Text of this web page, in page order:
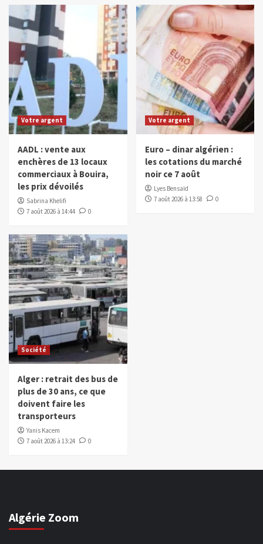
Votre argent
AADL : vente aux
enchères de 13 locaux
commerciaux à Bouira,
les prix dévoilés
Sabrina Khelifi
7 août 2026 à 14:44
0
Votre argent
Euro – dinar algérien :
les cotations du marché
noir ce 7 août
Lyes Bensaïd
7 août 2026 à 13:58
0
Société
Alger : retrait des bus de
plus de 30 ans, ce que
doivent faire les
transporteurs
Yanis Kacem
7 août 2026 à 13:24
0
Algérie Zoom